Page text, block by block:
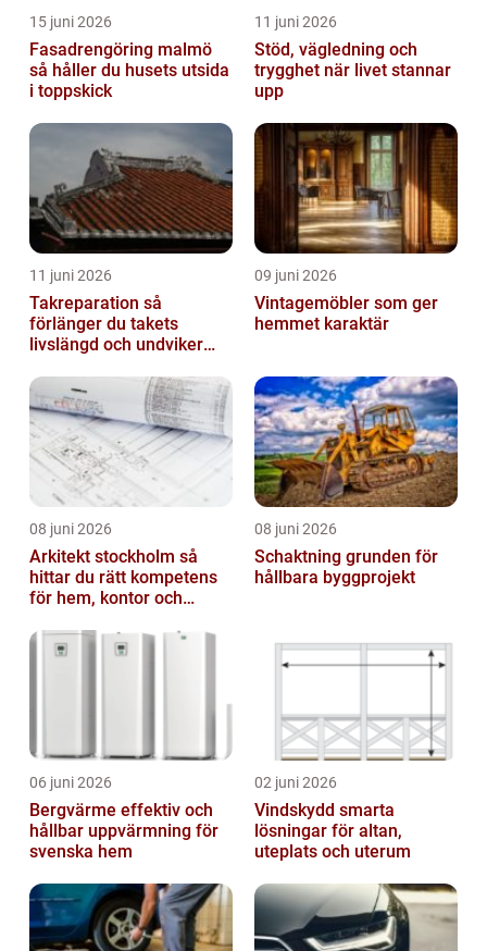
15 juni 2026
Fasadrengöring malmö
så håller du husets utsida
i toppskick
11 juni 2026
Stöd, vägledning och
trygghet när livet stannar
upp
11 juni 2026
Takreparation så
förlänger du takets
livslängd och undviker
09 juni 2026
Vintagemöbler som ger
hemmet karaktär
08 juni 2026
Arkitekt stockholm så
hittar du rätt kompetens
för hem, kontor och
08 juni 2026
Schaktning grunden för
hållbara byggprojekt
06 juni 2026
Bergvärme effektiv och
hållbar uppvärmning för
svenska hem
02 juni 2026
Vindskydd smarta
lösningar för altan,
uteplats och uterum